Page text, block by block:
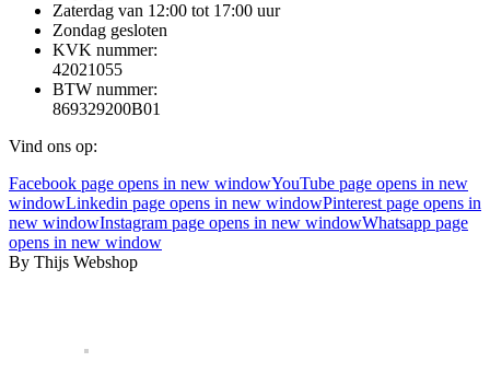
Zaterdag van 12:00 tot 17:00 uur
Zondag gesloten
KVK nummer:
42021055
BTW nummer:
869329200B01
Vind ons op:
Facebook page opens in new windowYouTube page opens in new
windowLinkedin page opens in new windowPinterest page opens in
new windowInstagram page opens in new windowWhatsapp page
opens in new window
By Thijs Webshop